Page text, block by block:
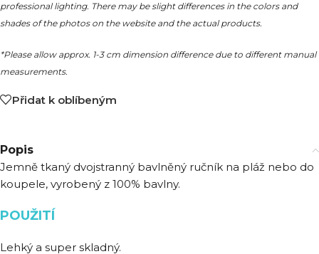
professional lighting. There may be slight differences in the colors and
shades of the photos on the website and the actual products.
*Please allow approx. 1-3 cm dimension difference due to different manual
measurements.
Přidat k oblíbeným
Popis
Jemně tkaný dvojstranný bavlněný ručník na pláž nebo do
koupele, vyrobený z 100% bavlny.
POUŽITÍ
Lehký a super skladný.